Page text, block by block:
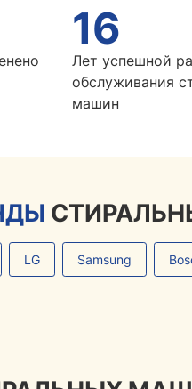
16
Лет успешной
обслуживания
машин
LG Samsung